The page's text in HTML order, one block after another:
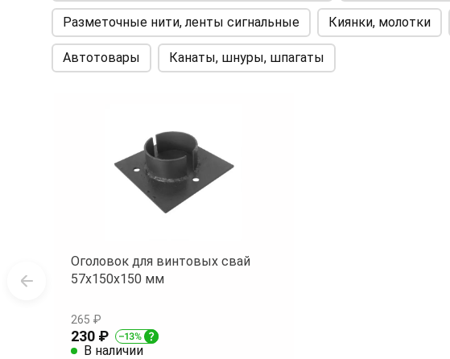
Разметочные нити, ленты сигнальные Киянки, молотки
Автотовары Канаты, шнуры, шпагаты
Оголовок для винтовых свай
57х150х150 мм
265 ₽
230 ₽
В наличии